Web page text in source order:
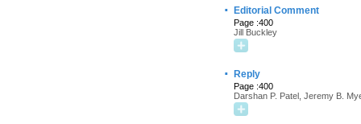
· Editorial Comment
Page :400
Jill Buckley
· Reply
Page :400
Darshan P. Patel, Jeremy B.